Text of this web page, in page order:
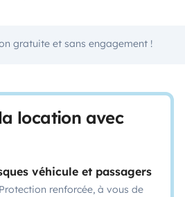
gratuite et sans engagement !
location avec
véhicule et passagers
renforcée, à vous de